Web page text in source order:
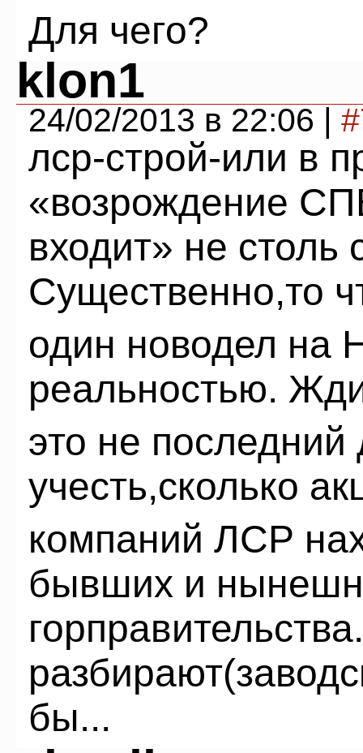
Для чего?
klon1
24/02/2013 в 22:06 |
лср-строй-или в
«возрождение
входит» не столь
Существенно,то
один новодел на
реальностью.
это не
учесть,сколько
компаний ЛСР
бывших и
бы...